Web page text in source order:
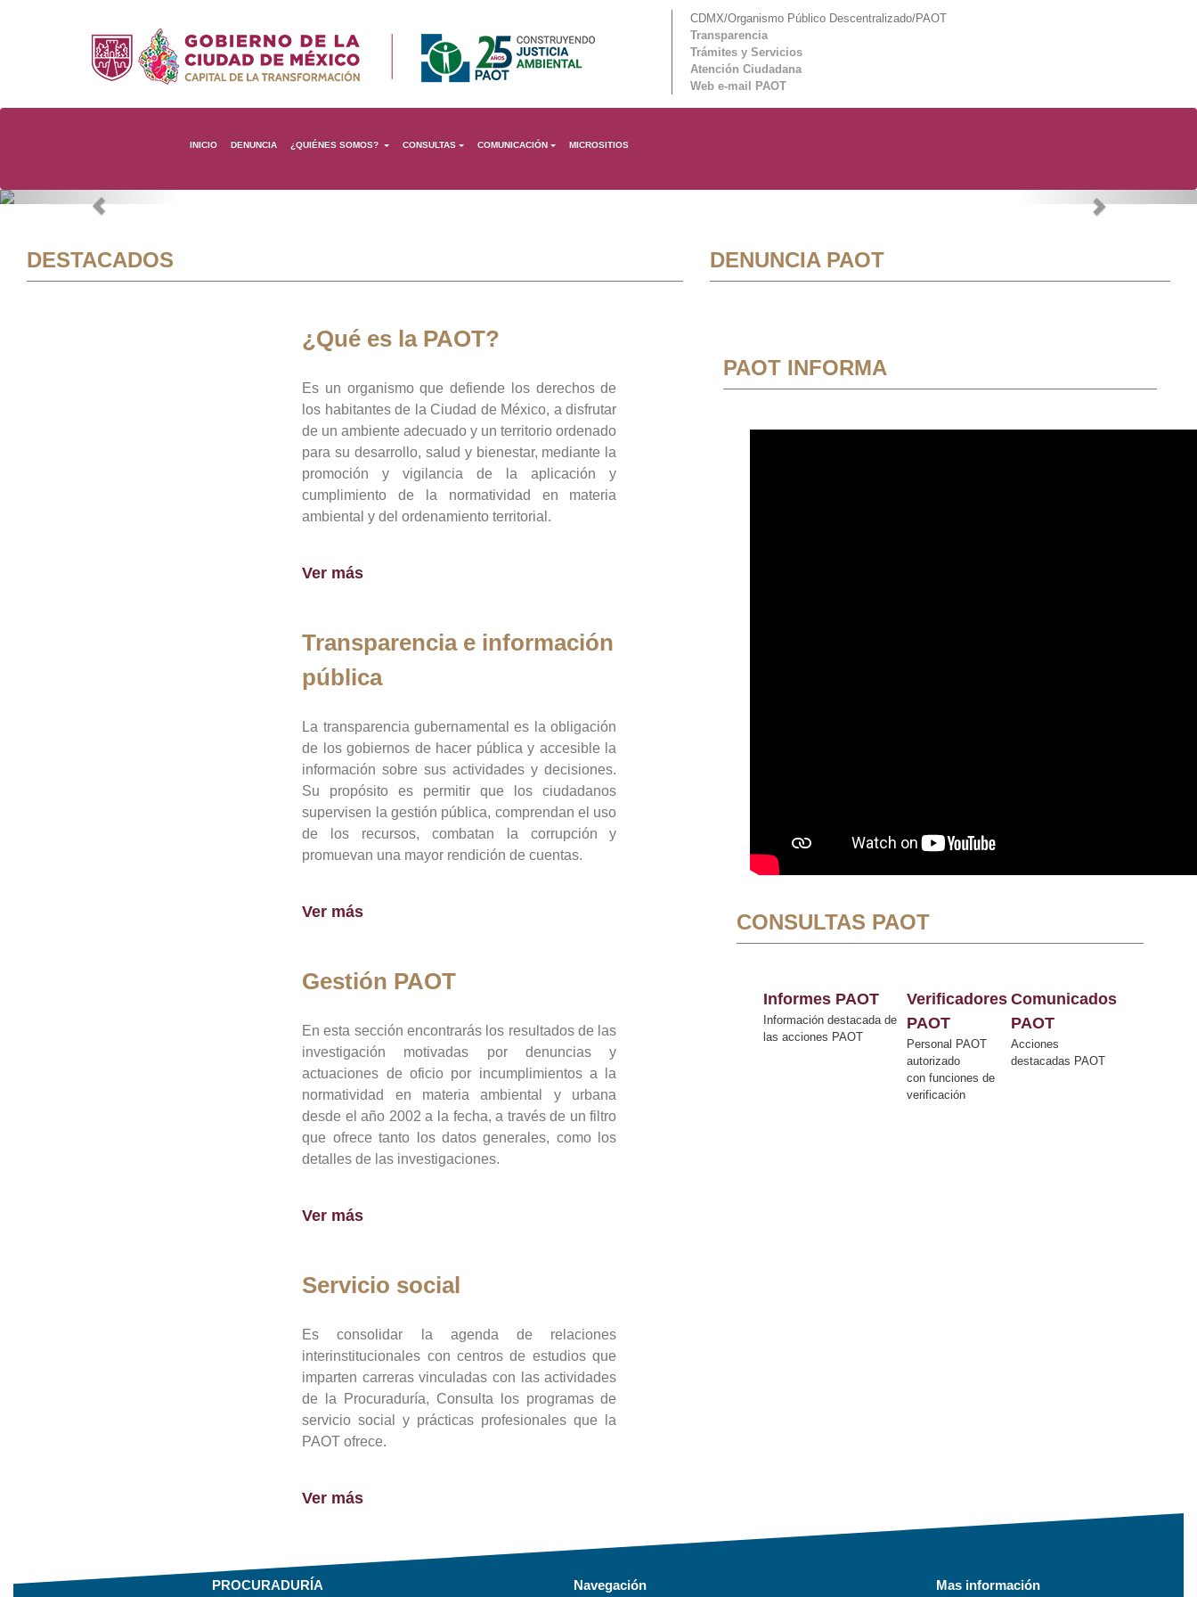
CDMX/Organismo Público Descentralizado/PAOT
Transparencia
Trámites y Servicios
Atención Ciudadana
Web e-mail PAOT
INICIO DENUNCIA ¿QUIÉNES SOMOS? CONSULTAS COMUNICACIÓN MICROSITIOS
Previous Next
DESTACADOS
¿Qué es la PAOT?
Es un organismo que defiende los derechos de
los habitantes de la Ciudad de México, a disfrutar
de un ambiente adecuado y un territorio ordenado
para su desarrollo, salud y bienestar, mediante la
promoción y vigilancia de la aplicación y
cumplimiento de la normatividad en materia
ambiental y del ordenamiento territorial.
Ver más
Transparencia e información
pública
La transparencia gubernamental es la obligación
de los gobiernos de hacer pública y accesible la
información sobre sus actividades y decisiones.
Su propósito es permitir que los ciudadanos
supervisen la gestión pública, comprendan el uso
de los recursos, combatan la corrupción y
promuevan una mayor rendición de cuentas.
Ver más
Gestión PAOT
En esta sección encontrarás los resultados de las
investigación motivadas por denuncias y
actuaciones de oficio por incumplimientos a la
normatividad en materia ambiental y urbana
desde el año 2002 a la fecha, a través de un filtro
que ofrece tanto los datos generales, como los
detalles de las investigaciones.
Ver más
Servicio social
Es consolidar la agenda de relaciones
interinstitucionales con centros de estudios que
imparten carreras vinculadas con las actividades
de la Procuraduría, Consulta los programas de
servicio social y prácticas profesionales que la
PAOT ofrece.
Ver más
DENUNCIA PAOT
PAOT INFORMA
CONSULTAS PAOT
Informes PAOT
Información destacada de
las acciones PAOT
Verificadores
PAOT
Personal PAOT
autorizado
con funciones de
verificación
Comunicados
PAOT
Acciones
destacadas PAOT
PROCURADURÍA Navegación Mas información